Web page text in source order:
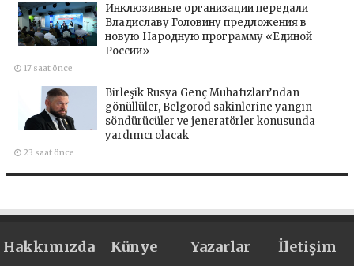
Инклюзивные организации передали
Владиславу Головину предложения в
новую Народную программу «Единой
России»
17 saat önce
Birleşik Rusya Genç Muhafızları’ndan
gönüllüler, Belgorod sakinlerine yangın
söndürücüler ve jeneratörler konusunda
yardımcı olacak
23 saat önce
Hakkımızda Künye Yazarlar İletişim